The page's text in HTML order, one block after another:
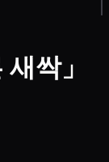
싹」